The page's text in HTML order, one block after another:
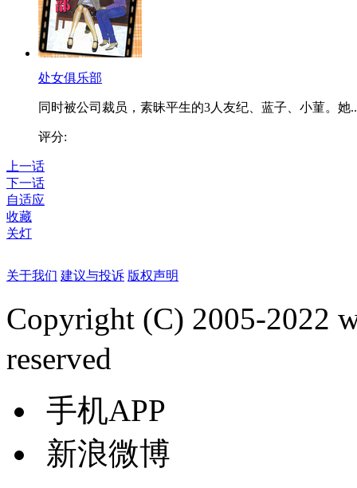
处女俱乐部
同时被公司裁员，素昧平生的3人友纪、蓝子、小菫。她
评分:
上一话
下一话
自适应
收藏
关灯
关于我们 建议与投诉 版权声明
Copyright (C) 2005-2022
reserved
手机APP
新浪微博